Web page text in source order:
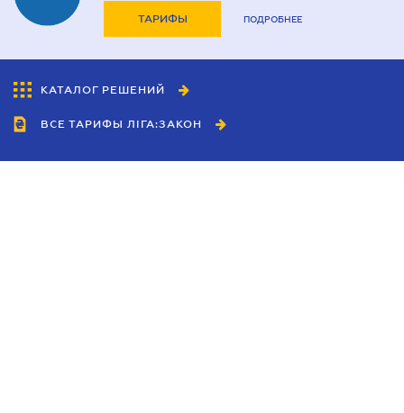
ТАРИФЫ ПОДРОБНЕЕ
КАТАЛОГ РЕШЕНИЙ
ВСЕ ТАРИФЫ ЛІГА:ЗАКОН